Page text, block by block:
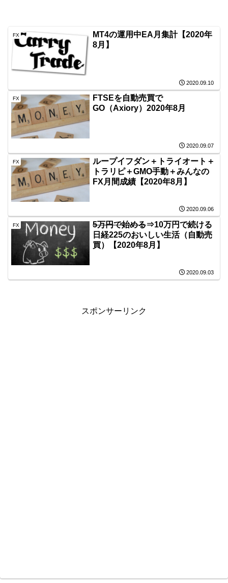
FX
MT4の運用中EA月集計【2020年
8月】
2020.09.10
FX
FTSEを自動売買で
GO（Axiory）2020年8月
2020.09.07
FX
ループイフダン＋トライオート＋
トラリピ＋GMO手動＋みんなの
FX月間成績【2020年8月】
2020.09.06
FX 5万円で始める⇒10万円で続ける
日経225のおいしい生活（自動売
買）【2020年8月】
2020.09.03
スポンサーリンク